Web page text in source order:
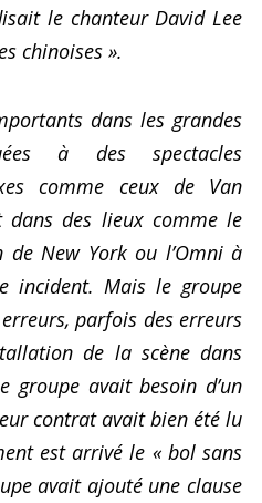
le chanteur David Lee
chinoises ».
dans les grandes
à des spectacles
comme ceux de Van
dans des lieux comme le
de New York ou l’Omni à
incident. Mais le groupe
parfois des erreurs
de la scène dans
groupe avait besoin d’un
contrat avait bien été lu
est arrivé le « bol sans
avait ajouté une clause